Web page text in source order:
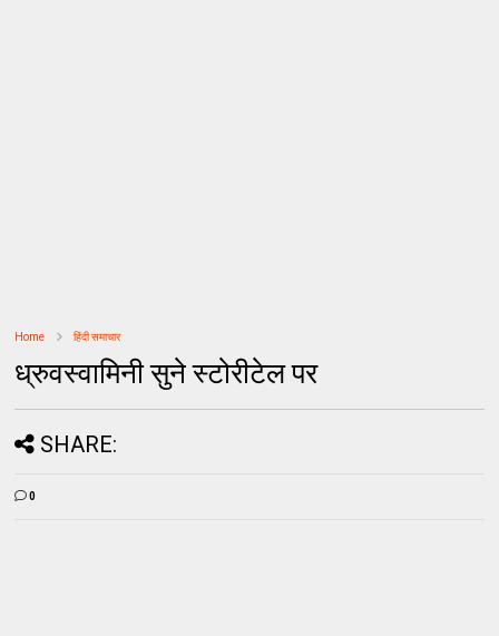
Home हिंदी समाचार
ध्रुवस्वामिनी सुने स्टोरीटेल पर
SHARE:
0